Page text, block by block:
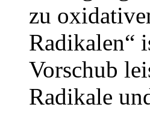
zu
Radikalen“
Vorschub
Radikale